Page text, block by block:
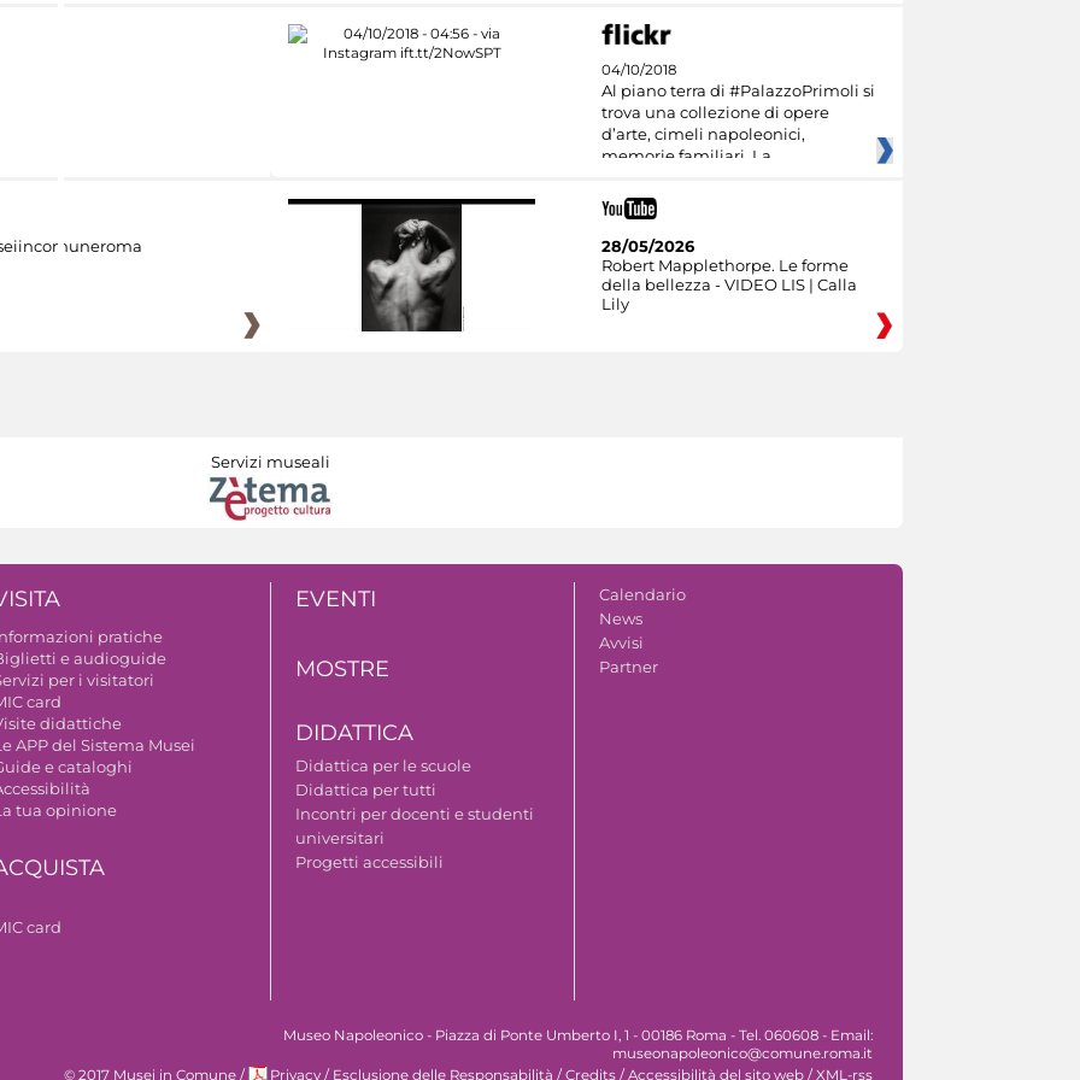
04/10/2018
Al piano terra di #PalazzoPrimoli si
trova una collezione di opere
d’arte, cimeli napoleonici,
memorie familiari. La
28/05/2026
Robert Mapplethorpe. Le forme
della bellezza - VIDEO LIS | Calla
Lily
Servizi museali
pratiche
e audioguide
per i visitatori
card
didattiche
APP del Sistema Musei
e cataloghi
tua opinione
card
EVENTI
MOSTRE
DIDATTICA
Didattica per le scuole
Didattica per tutti
Incontri per docenti e studenti
universitari
Progetti accessibili
Calendario
News
Avvisi
Partner
Museo Napoleonico - Piazza di Ponte Umberto I, 1 - 00186 Roma - Tel. 060608 - Email:
museonapoleonico@comune.roma.it
© 2017 Musei in Comune / Privacy / Esclusione delle Responsabilità / Credits / Accessibilità del sito web / XML-rss